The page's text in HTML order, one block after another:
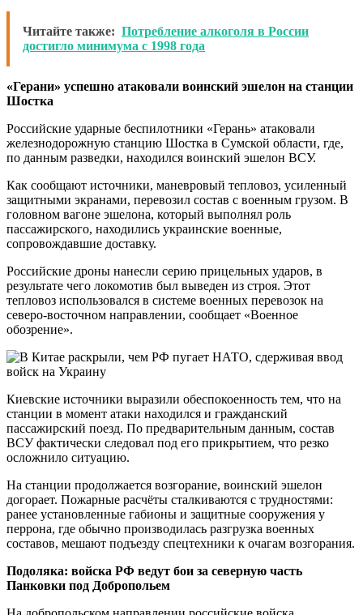
Читайте также: Потребление алкоголя в России
достигло минимума с 1998 года
«Герани» успешно атаковали воинский эшелон на станции
Шостка
Российские ударные беспилотники «Герань» атаковали
железнодорожную станцию Шостка в Сумской области, где,
по данным разведки, находился воинский эшелон ВСУ.
Как сообщают источники, маневровый тепловоз, усиленный
защитными экранами, перевозил состав с военным грузом. В
головном вагоне эшелона, который выполнял роль
пассажирского, находились украинские военные,
сопровождавшие доставку.
Российские дроны нанесли серию прицельных ударов, в
результате чего локомотив был выведен из строя. Этот
тепловоз использовался в системе военных перевозок на
северо-восточном направлении, сообщает «Военное
обозрение».
Киевские источники выразили обеспокоенность тем, что на
станции в момент атаки находился и гражданский
пассажирский поезд. По предварительным данным, состав
ВСУ фактически следовал под его прикрытием, что резко
осложнило ситуацию.
На станции продолжается возгорание, воинский эшелон
догорает. Пожарные расчёты сталкиваются с трудностями:
ранее установленные габионы и защитные сооружения у
перрона, где обычно производилась разгрузка военных
составов, мешают подъезду спецтехники к очагам возгорания.
Подоляка: войска РФ ведут бои за северную часть
Панковки под Добропольем